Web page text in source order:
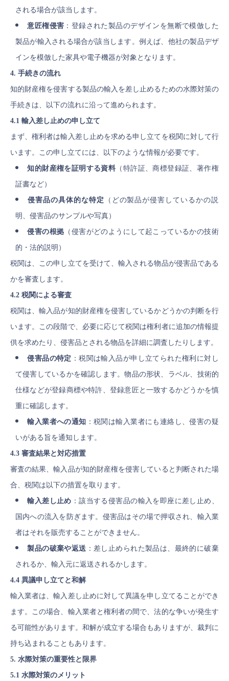
される場合が該当します。
意匠権侵害 ：登録された製品のデザインを無断で模倣した
製品が輸入される場合が該当します。例えば、他社の製品デザ
インを模倣した家具や電子機器が対象となります。
4. 手続きの流れ
知的財産権を侵害する製品の輸入を差し止めるための水際対策の
手続きは、以下の流れに沿って進められます。
4.1 輸入差し止めの申し立て
まず、権利者は輸入差し止めを求める申し立てを税関に対して行
います。この申し立てには、以下のような情報が必要です。
知的財産権を証明する資料 （特許証、商標登録証、著作権
証書など）
侵害品の具体的な特定 （どの製品が侵害しているかの説
明、侵害品のサンプルや写真）
侵害の根拠 （侵害がどのようにして起こっているかの技術
的・法的説明）
税関は、この申し立てを受けて、輸入される物品が侵害品である
かを審査します。
4.2 税関による審査
税関は、輸入品が知的財産権を侵害しているかどうかの判断を行
います。この段階で、必要に応じて税関は権利者に追加の情報提
供を求めたり、侵害品とされる物品を詳細に調査したりします。
侵害品の特定 ：税関は輸入品が申し立てられた権利に対し
て侵害しているかを確認します。物品の形状、ラベル、技術的
仕様などが登録商標や特許、登録意匠と一致するかどうかを慎
重に確認します。
輸入業者への通知 ：税関は輸入業者にも連絡し、侵害の疑
いがある旨を通知します。
4.3 審査結果と対応措置
審査の結果、輸入品が知的財産権を侵害していると判断された場
合、税関は以下の措置を取ります。
輸入差し止め ：該当する侵害品の輸入を即座に差し止め、
国内への流入を防ぎます。侵害品はその場で押収され、輸入業
者はそれを販売することができません。
製品の破棄や返送 ：差し止められた製品は、最終的に破棄
されるか、輸入元に返送されるかします。
4.4 異議申し立てと和解
輸入業者は、輸入差し止めに対して異議を申し立てることができ
ます。この場合、輸入業者と権利者の間で、法的な争いが発生す
る可能性があります。和解が成立する場合もありますが、裁判に
持ち込まれることもあります。
5. 水際対策の重要性と限界
5.1 水際対策のメリット